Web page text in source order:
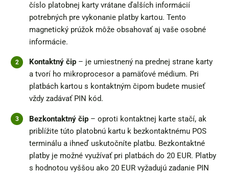
číslo platobnej karty vrátane ďalších informácií
potrebných pre vykonanie platby kartou. Tento
magnetický prúžok môže obsahovať aj vaše osobné
informácie.
Kontaktný čip – je umiestnený na prednej strane karty
a tvorí ho mikroprocesor a pamäťové médium. Pri
platbách kartou s kontaktným čipom budete musieť
vždy zadávať PIN kód.
Bezkontaktný čip – oproti kontaktnej karte stačí, ak
priblížite túto platobnú kartu k bezkontaktnému POS
terminálu a ihneď uskutočníte platbu. Bezkontaktné
platby je možné využívať pri platbách do 20 EUR. Platby
s hodnotou vyššou ako 20 EUR vyžadujú zadanie PIN